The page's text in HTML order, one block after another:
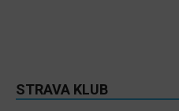
STRAVA KLUB